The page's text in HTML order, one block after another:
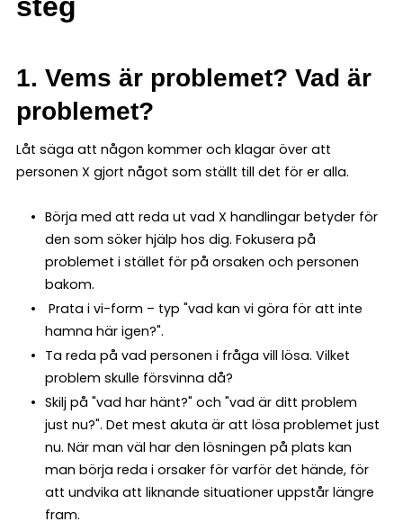
steg
1. Vems är problemet? Vad är
problemet?
Låt säga att någon kommer och klagar över att
personen X gjort något som ställt till det för er alla.
Börja med att reda ut vad X handlingar betyder för
den som söker hjälp hos dig. Fokusera på
problemet i stället för på orsaken och personen
bakom.
Prata i vi-form – typ "vad kan vi göra för att inte
hamna här igen?".
Ta reda på vad personen i fråga vill lösa. Vilket
problem skulle försvinna då?
Skilj på "vad har hänt?" och "vad är ditt problem
just nu?". Det mest akuta är att lösa problemet just
nu. När man väl har den lösningen på plats kan
man börja reda i orsaker för varför det hände, för
att undvika att liknande situationer uppstår längre
fram.